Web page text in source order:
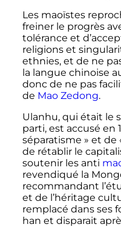
Les maoïstes
freiner le progrès
tolérance et
religions et
ethnies, et de ne
la langue chinoise
donc de ne pas
de Mao Zedong.
Ulanhu, qui était le
parti, est accusé en
séparatisme » et de
de rétablir le
soutenir les anti
revendiqué la
recommandant
et de l’héritage
remplacé dans ses
han et disparait